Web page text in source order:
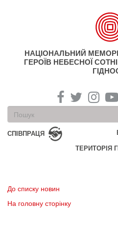
НАЦІОНАЛЬНИЙ
ГЕРОЇВ НЕБЕСНОЇ
Пошукова
форма
Пошук
СПІВПРАЦЯ
ТЕРИТОРІЯ
До списку новин
На головну сторінку